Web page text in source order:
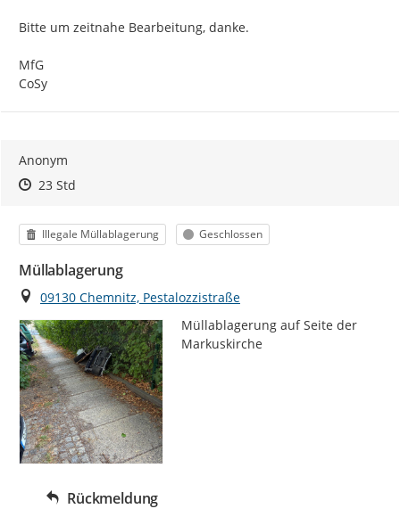
Bitte um zeitnahe Bearbeitung, danke.
MfG
CoSy
Anonym
Zeitpunkt des Erstellens
Zeitpunkt des Erstellens
23 StdZur Äußerung
Kategorie
Illegale Müllablagerung Status
Geschlossen
Müllablagerung
Ort
09130 Chemnitz, Pestalozzistraße
Müllablagerung auf Seite der
Markuskirche
Rückmeldung